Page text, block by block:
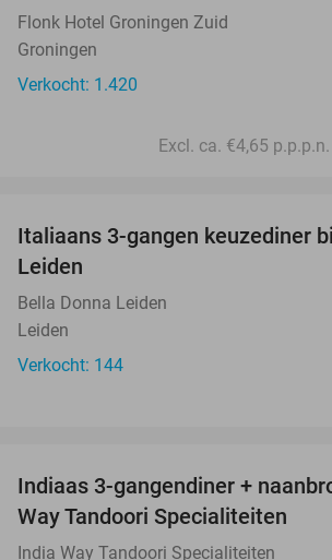
Flonk Hotel Groningen Zuid
Groningen
Verkocht: 1.420
Excl. ca. €4,65
Italiaans 3-gangen keuzediner
Leiden
Bella Donna Leiden
Leiden
Verkocht: 144
Indiaas 3-gangendiner +
Way Tandoori Specialiteiten
India Way Tandoori Specialiteiten